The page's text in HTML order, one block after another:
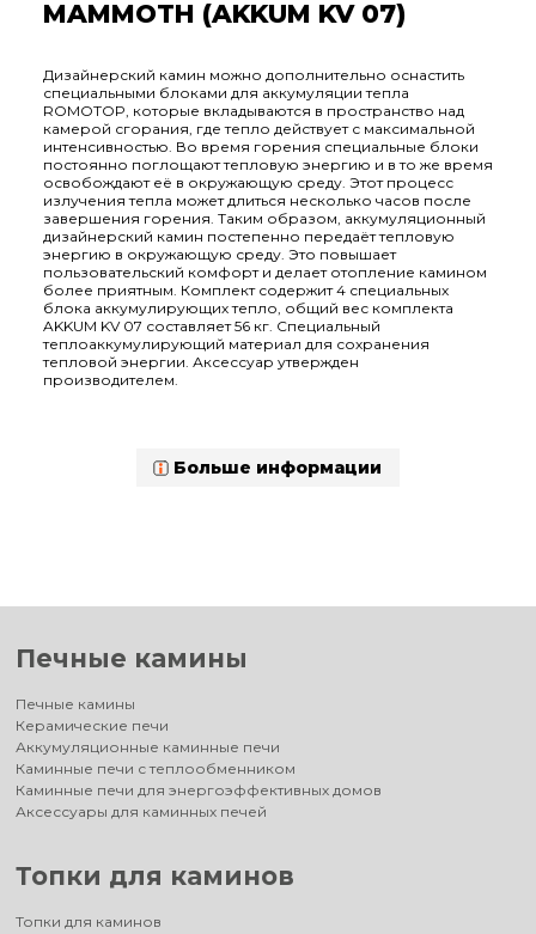
MAMMOTH (AKKUM KV 07)
Дизайнерский камин можно дополнительно оснастить
специальными блоками для аккумуляции тепла
ROMOTOP, которые вкладываются в пространство над
камерой сгорания, где тепло действует с максимальной
интенсивностью. Во время горения специальные блоки
постоянно поглощают тепловую энергию и в то же время
освобождают её в окружающую среду. Этот процесс
излучения тепла может длиться несколько часов после
завершения горения. Таким образом, аккумуляционный
дизайнерский камин постепенно передаёт тепловую
энергию в окружающую среду. Это повышает
пользовательский комфорт и делает отопление камином
более приятным. Комплект содержит 4 специальных
блока аккумулирующих тепло, общий вес комплекта
AKKUM KV 07 составляет 56 кг. Специальный
теплоаккумулирующий материал для сохранения
тепловой энергии. Аксессуар утвержден
производителем.
Больше информации
Печные камины
Печные камины
Керамические печи
Аккумуляционные каминные печи
Каминные печи с теплообменником
Каминные печи для энергоэффективных домов
Аксессуары для каминных печей
Топки для каминов
Топки для каминов